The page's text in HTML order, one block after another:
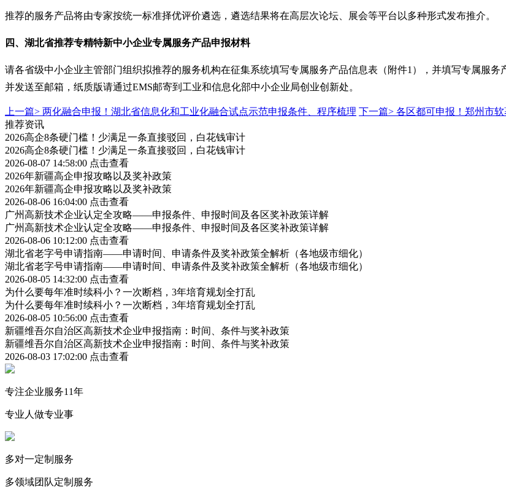
推荐的服务产品将由专家按统一标准择优评价遴选，遴选结果将在高层次论坛、展会等平台以多种形式发布推介。
四、 湖北省推荐专精特新中小企业专属服务产品申报材料
请各省级中小企业主管部门组织拟推荐的服务机构在征集系统填写专属服务产品信息表（附件1 ），并填写专属服务
并发送至邮箱 ，纸质版请通过EMS邮寄到工业和信息化部中小企业局创业创新处。
上一篇> 两化融合申报！湖北省信息化和工业化融合试点示范申报条件、程序梳理 下一篇> 各区都可申报！郑州市
推荐资讯
2026高企8条硬门槛！少满足一条直接驳回，白花钱审计
2026高企8条硬门槛！少满足一条直接驳回，白花钱审计
2026-08-07 14:58:00 点击查看
2026年新疆高企申报攻略以及奖补政策
2026年新疆高企申报攻略以及奖补政策
2026-08-06 16:04:00 点击查看
广州高新技术企业认定全攻略——申报条件、申报时间及各区奖补政策详解
广州高新技术企业认定全攻略——申报条件、申报时间及各区奖补政策详解
2026-08-06 10:12:00 点击查看
湖北省老字号申请指南——申请时间、申请条件及奖补政策全解析（各地级市细化）
湖北省老字号申请指南——申请时间、申请条件及奖补政策全解析（各地级市细化）
2026-08-05 14:32:00 点击查看
为什么要每年准时续科小？一次断档，3年培育规划全打乱
为什么要每年准时续科小？一次断档，3年培育规划全打乱
2026-08-05 10:56:00 点击查看
新疆维吾尔自治区高新技术企业申报指南：时间、条件与奖补政策
新疆维吾尔自治区高新技术企业申报指南：时间、条件与奖补政策
2026-08-03 17:02:00 点击查看
专注企业服务11年
专业人做专业事
多对一定制服务
多领域团队定制服务